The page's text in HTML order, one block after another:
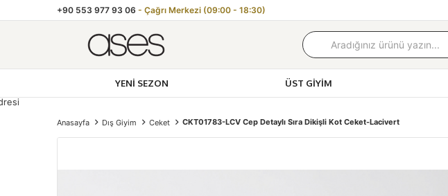
+90 553 977 93 06- Çağrı Merkezi (09:00 - 18:30)
YENI SEZON ÜST GIYIM
Anasayfa Dış Giyim Ceket CKT01783-LCV Cep Detaylı Sıra Dikişli Kot Ceket-Lacivert